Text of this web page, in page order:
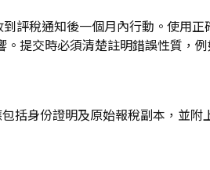
評稅通知後一個月內行動。使用
提交時必須清楚註明錯誤性質，
括身份證明及原始報稅副本，並